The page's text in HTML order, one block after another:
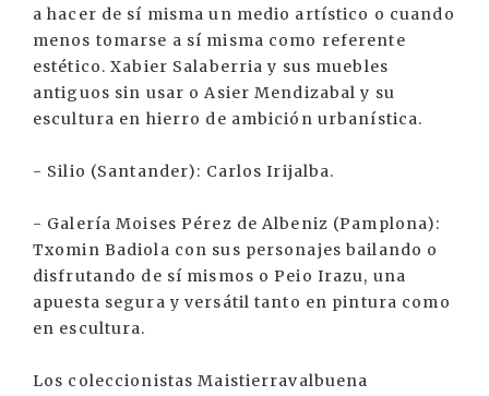
a hacer de sí misma un medio artístico o cuando
menos tomarse a sí misma como referente
estético. Xabier Salaberria y sus muebles
antiguos sin usar o Asier Mendizabal y su
escultura en hierro de ambición urbanística.
- Silio (Santander): Carlos Irijalba.
- Galería Moises Pérez de Albeniz (Pamplona):
Txomin Badiola con sus personajes bailando o
disfrutando de sí mismos o Peio Irazu, una
apuesta segura y versátil tanto en pintura como
en escultura.
Los coleccionistas Maistierravalbuena